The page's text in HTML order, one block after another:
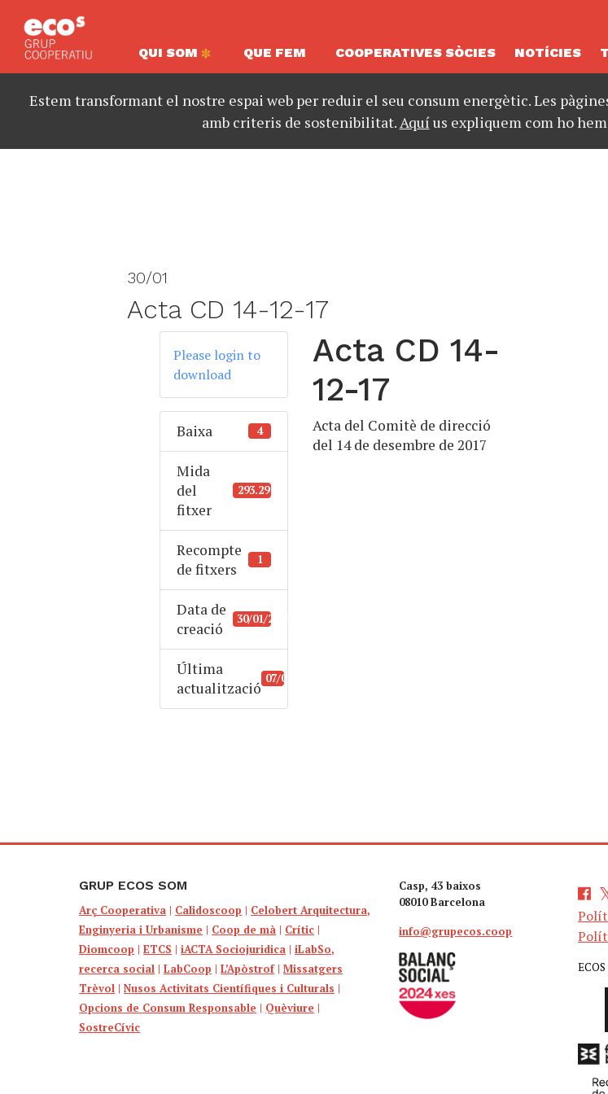
QUI SOM QUE FEM COOPERATIVES SÒCIES NOTÍCIES
Estem transformant el nostre espai web per reduir el seu consum energètic. Les
amb criteris de sostenibilitat.Aquíus expliquem com ho
30/01
Acta CD 14-12-17
Please login to
download
Baixa 4
Mida
del
fitxer
293.29 KB
Recompte
de fitxers
1
Data de
creació
30/01/2018
Última
actualització
07/02/2022
Acta CD 14-
12-17
Acta del Comitè de direcció
del 14 de desembre de 2017
GRUP ECOS SOM
Arç Cooperativa | Calidoscoop | Celobert Arquitectura,
Enginyeria i Urbanisme | Coop de mà | Crític |
Diomcoop |ETCS |iACTA Sociojuridica |iLabSo,
recerca social |LabCoop |L’Apòstrof|Missatgers
Trèvol |Nusos Activitats Científiques i Culturals |
Opcions de Consum Responsable | Quèviure |
SostreCívic
Casp, 43 baixos
08010 Barcelona
info@grupecos.coop